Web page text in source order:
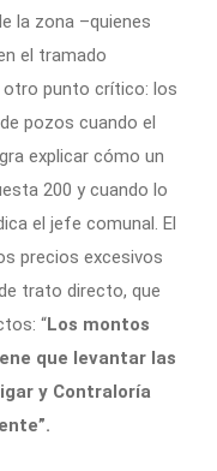
la zona –quienes
el tramado
otro punto crítico: los
pozos cuando el
explicar cómo un
200 y cuando lo
el jefe comunal. El
precios excesivos
trato directo, que
“Los montos
que levantar las
y Contraloría